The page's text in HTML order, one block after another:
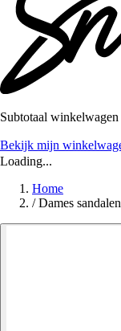
Subtotaal winkelwagen
Bekijk mijn
Loading...
Home
/ Dames